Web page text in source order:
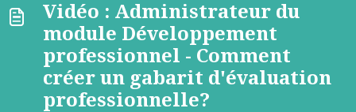
Vidéo : Administrateur du
module Développement
professionnel - Comment
créer un gabarit d'évaluation
professionnelle?